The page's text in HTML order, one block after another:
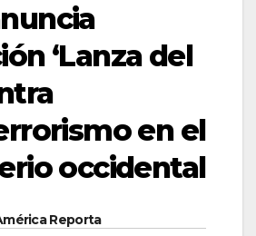
‘Lanza del
en el
occidental
Reporta